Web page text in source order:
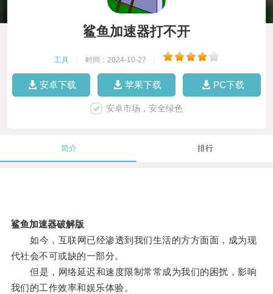
鲨鱼加速器打不开
工具 时间：2024-10-27
安卓下载 苹果下载 PC下载
安卓市场，安全绿色
简介 排行
鲨鱼加速器破解版
如今，互联网已经渗透到我们生活的方方面面，成为现
代社会不可或缺的一部分。
但是，网络延迟和速度限制常常成为我们的困扰，影响
我们的工作效率和娱乐体验。